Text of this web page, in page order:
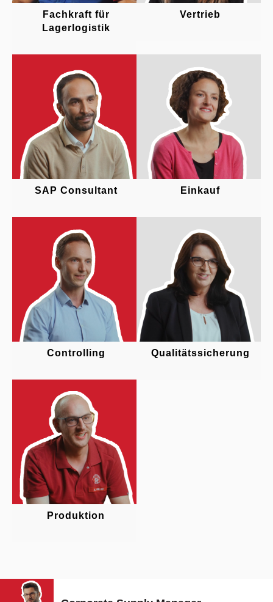
Fachkraft für
Lagerlogistik
Vertrieb
SAP Consultant Einkauf
Controlling Qualitätssicherung
Produktion